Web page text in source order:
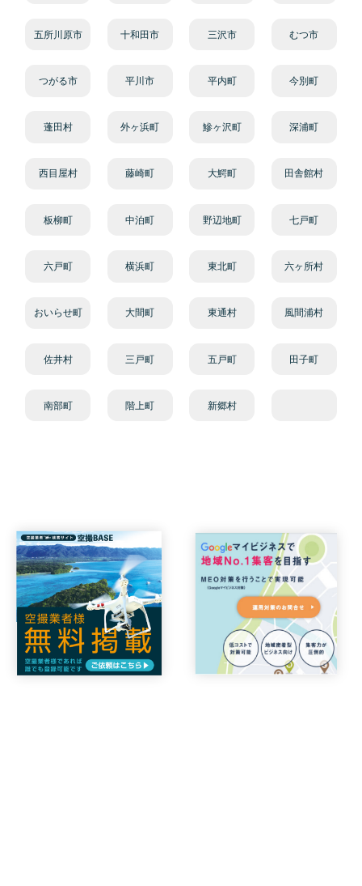
五所川原市 十和田市 三沢市 むつ市
つがる市 平川市 平内町 今別町
蓬田村 外ヶ浜町 鰺ヶ沢町 深浦町
西目屋村 藤崎町 大鰐町 田舎館村
板柳町 中泊町 野辺地町 七戸町
六戸町 横浜町 東北町 六ヶ所村
おいらせ町 大間町 東通村 風間浦村
佐井村 三戸町 五戸町 田子町
南部町 階上町 新郷村